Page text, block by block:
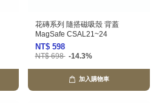
花磚系列 隨搭磁吸殼 背蓋
MagSafe CSAL21~24
NT$ 598
NT$ 698 -14.3%
加入購物車